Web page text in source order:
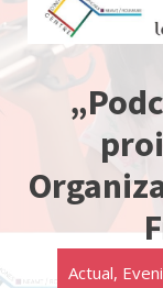
Actual,